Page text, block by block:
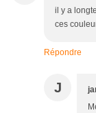
il y a
ces
Répondre
J